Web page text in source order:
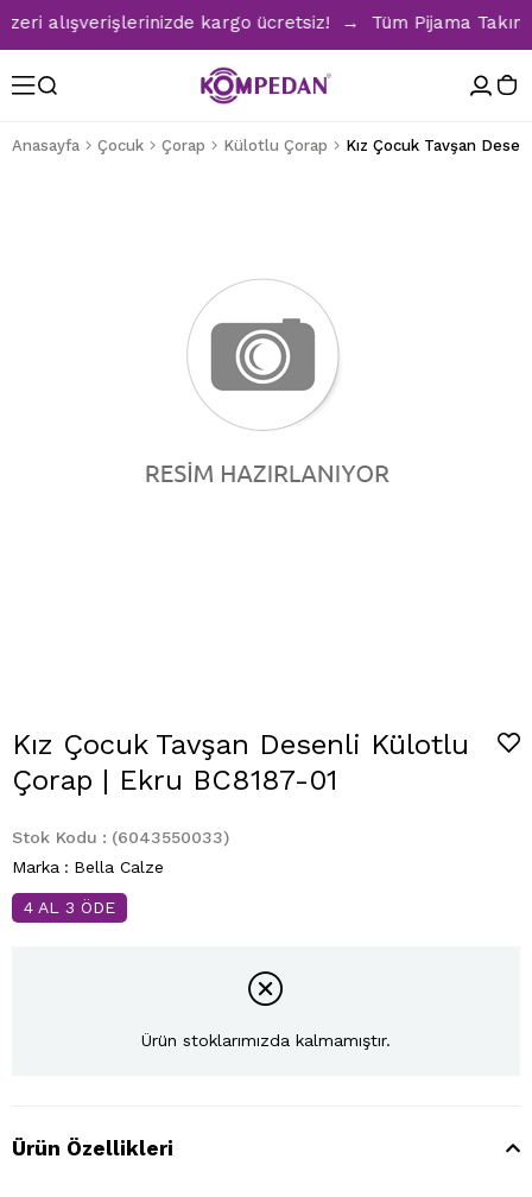
alışverişlerinizde kargo ücretsiz! → Tüm Pijama
Anasayfa Çocuk Çorap Külotlu Çorap
Kız Çocuk Tavşan Desenli Külotlu
Çorap | Ekru BC8187-01
Stok Kodu
(6043550033)
Marka : Bella Calze
4 AL 3 ÖDE
Ürün stoklarımızda kalmamıştır.
Ürün Özellikleri